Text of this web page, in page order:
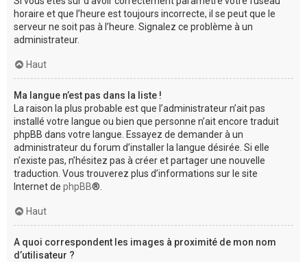
horaire et que l’heure est toujours incorrecte, il se peut que le
serveur ne soit pas à l’heure. Signalez ce problème à un
administrateur.
Haut
Ma langue n’est pas dans la liste !
La raison la plus probable est que l’administrateur n’ait pas
installé votre langue ou bien que personne n’ait encore traduit
phpBB dans votre langue. Essayez de demander à un
administrateur du forum d’installer la langue désirée. Si elle
n’existe pas, n’hésitez pas à créer et partager une nouvelle
traduction. Vous trouverez plus d’informations sur le site
Internet de phpBB®.
Haut
A quoi correspondent les images à proximité de mon nom
d’utilisateur ?